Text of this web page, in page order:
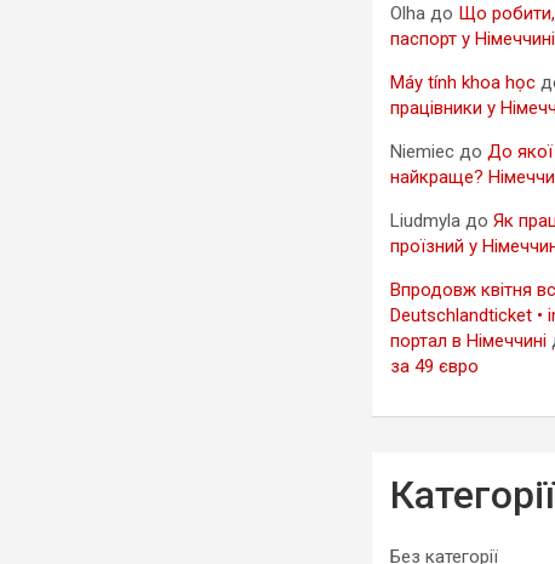
Olha до Що робити,
паспорт у
Máy tính khoa học
працівники у
Niemiec доДо якої
найкраще?
Liudmyla доЯк
проїзний у
Впродовж квітня
Deutschlandticket •
портал в Німеччині
за 49 євро
Категорії
Без категорії